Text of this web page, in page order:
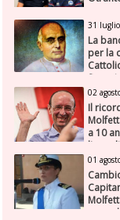
31
La
per la
02
Il
a 10
genera
01